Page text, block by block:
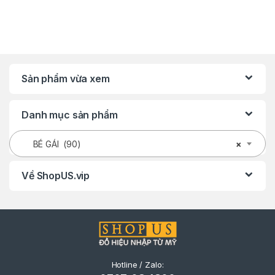
Sản phẩm vừa xem
Danh mục sản phẩm
×
BÉ GÁI (90)
Về ShopUS.vip
Hotline / Zalo: